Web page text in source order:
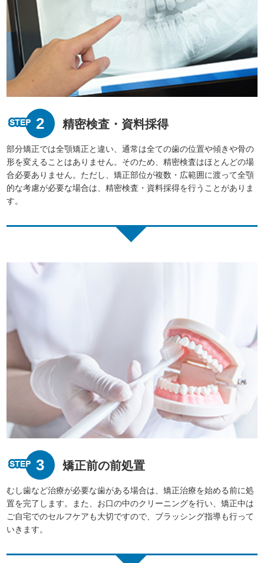
2 精密検査・資料採得
部分矯正では全顎矯正と違い、通常は全ての歯の位置や傾きや骨の
形を変えることはありません。そのため、精密検査はほとんどの場
合必要ありません。ただし、矯正部位が複数・広範囲に渡って全顎
的な考慮が必要な場合は、精密検査・資料採得を行うことがありま
す。
3 矯正前の前処置
むし歯など治療が必要な歯がある場合は、矯正治療を始める前に処
置を完了します。また、お口の中のクリーニングを行い、矯正中は
ご自宅でのセルフケアも大切ですので、ブラッシング指導も行って
いきます。